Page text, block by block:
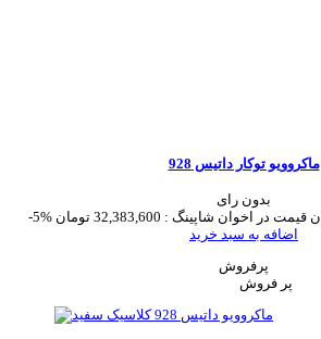
ماکروویو توکار داتیس 928
بدون رای
-5%
قیمت در اخوان شاپینگ : 32,383,600 تومان
اضافه به سبد خرید
پرفروش